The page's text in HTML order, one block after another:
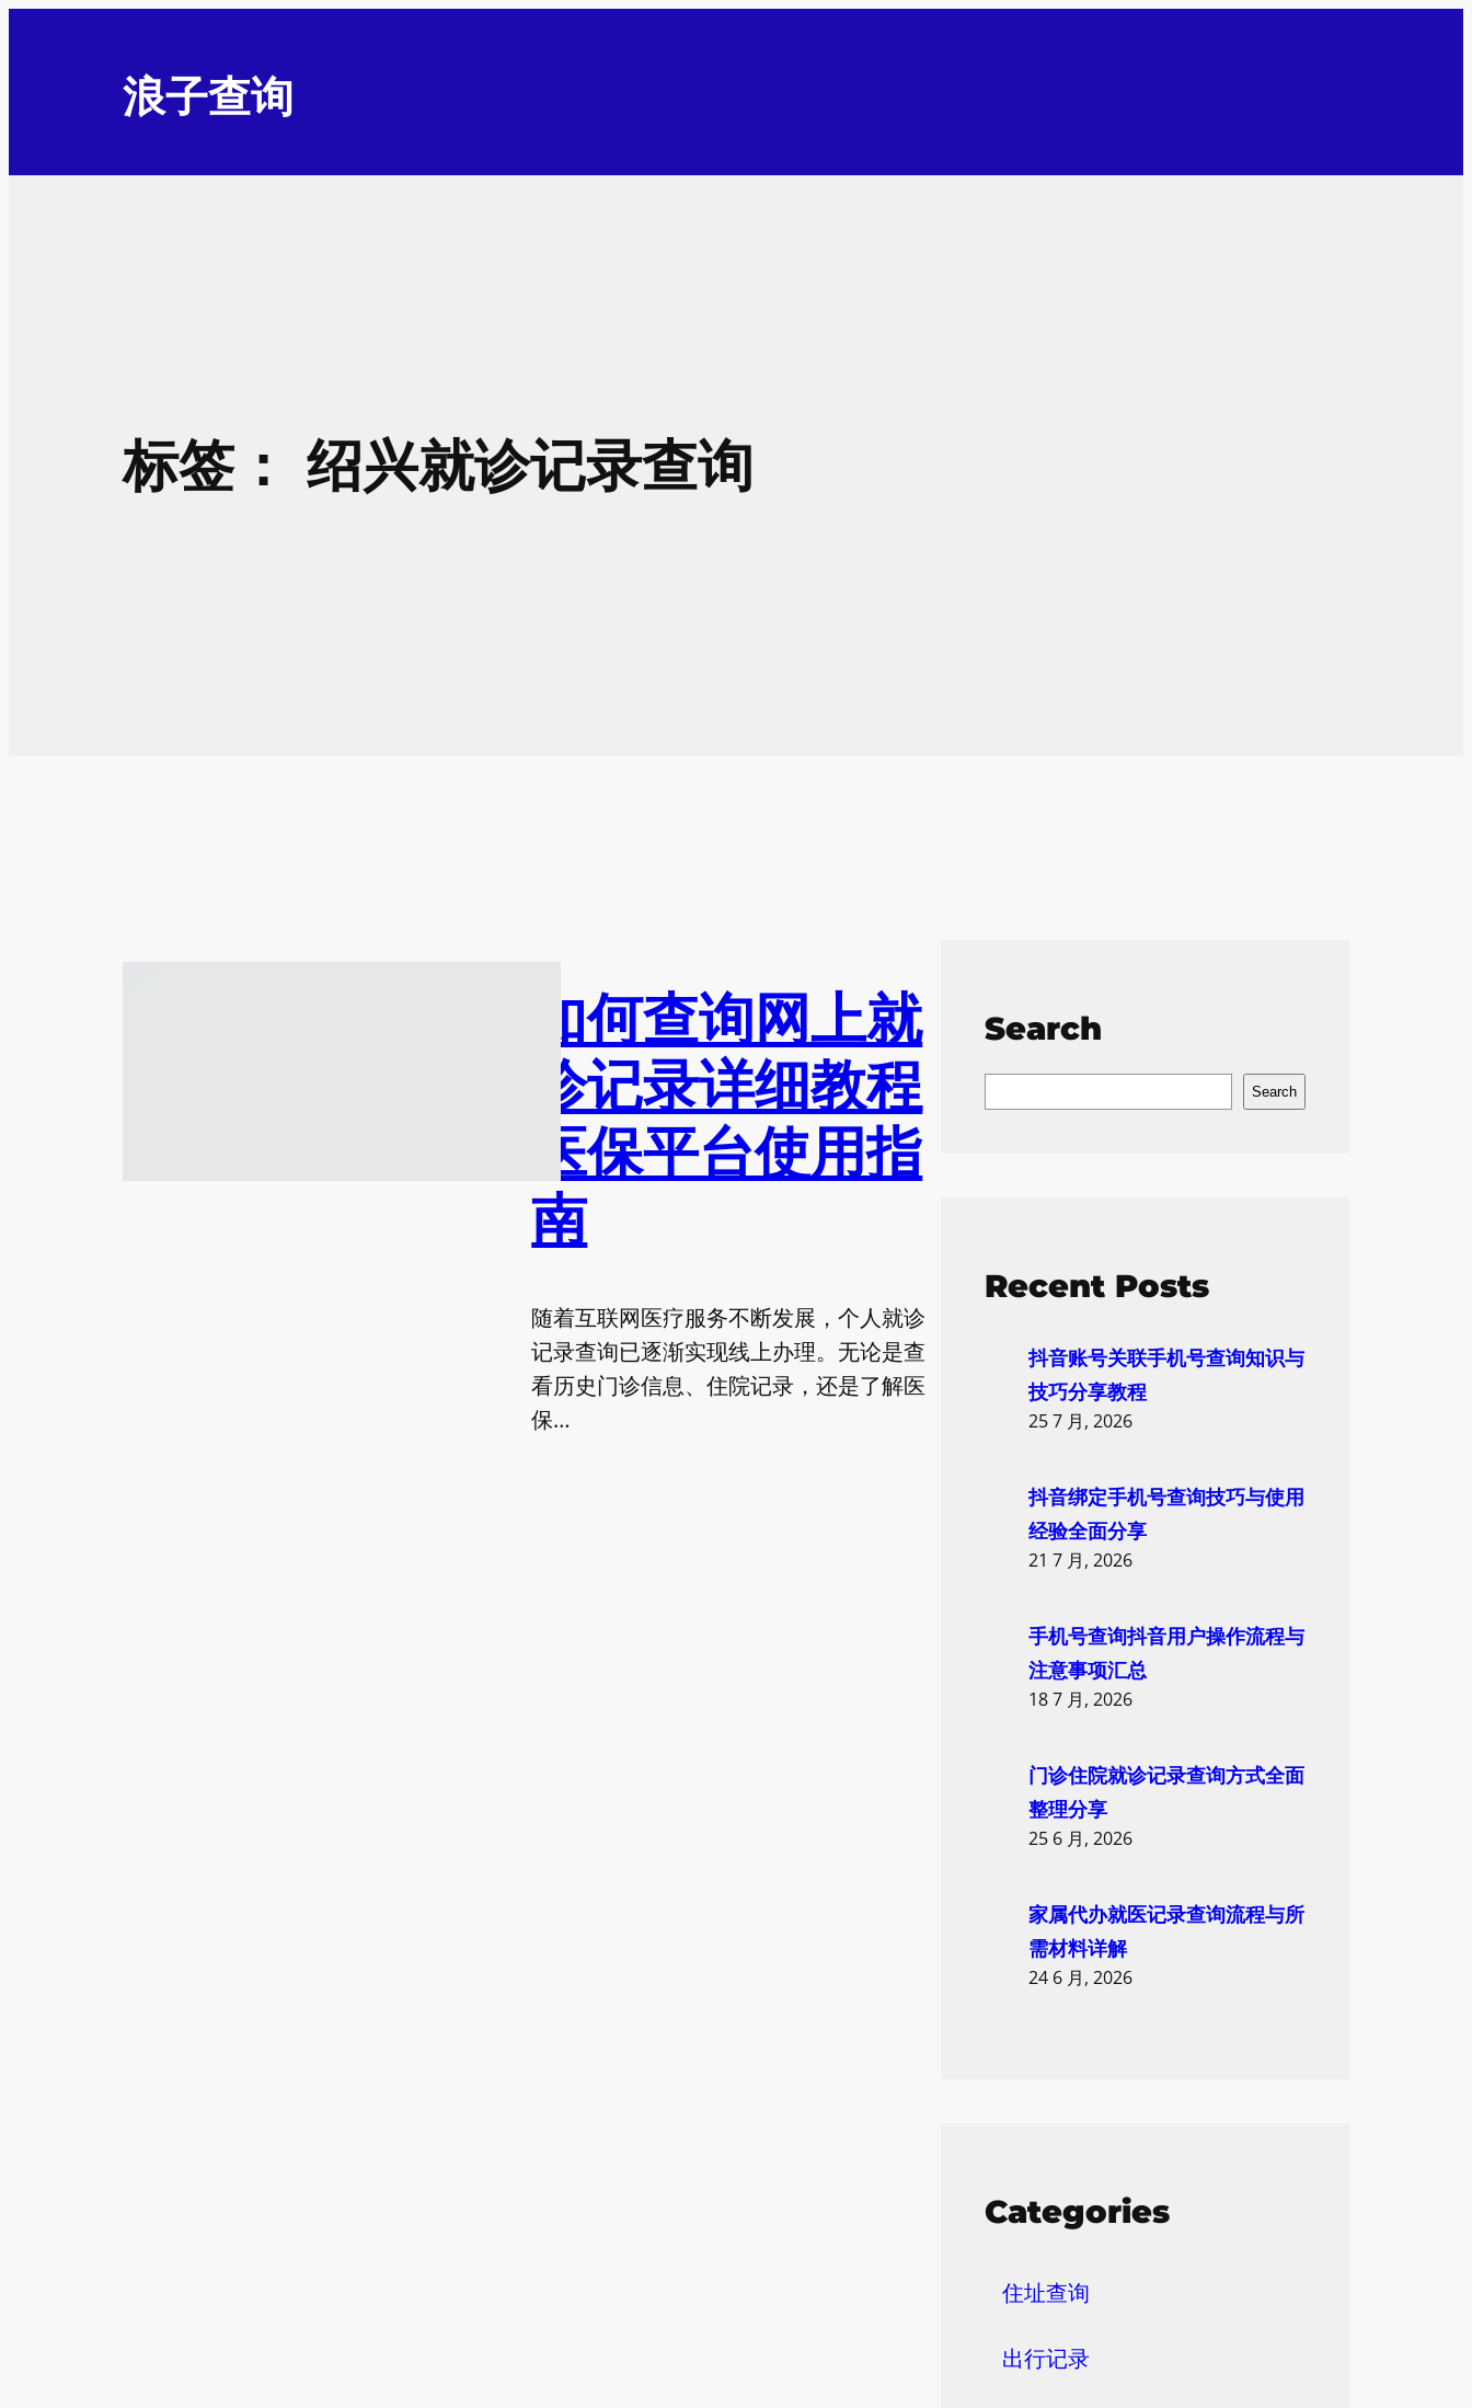
浪子查询
标签： 绍兴就诊记录查询
如何查询网上就
诊记录详细教程
医保平台使用指
南
随着互联网医疗服务不断发展，个人就诊
记录查询已逐渐实现线上办理。无论是查
看历史门诊信息、住院记录，还是了解医
保…
Search
Search
Recent Posts
抖音账号关联手机号查询知识与
技巧分享教程
25 7 月, 2026
抖音绑定手机号查询技巧与使用
经验全面分享
21 7 月, 2026
手机号查询抖音用户操作流程与
注意事项汇总
18 7 月, 2026
门诊住院就诊记录查询方式全面
整理分享
25 6 月, 2026
家属代办就医记录查询流程与所
需材料详解
24 6 月, 2026
Categories
住址查询
出行记录